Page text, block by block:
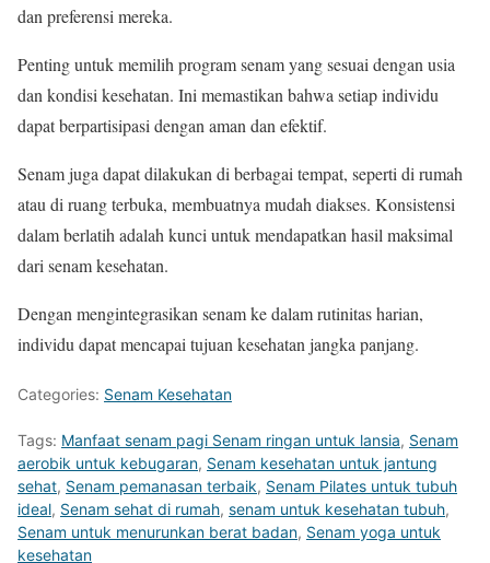
dan preferensi mereka.
Penting untuk memilih program senam yang sesuai dengan usia
dan kondisi kesehatan. Ini memastikan bahwa setiap individu
dapat berpartisipasi dengan aman dan efektif.
Senam juga dapat dilakukan di berbagai tempat, seperti di rumah
atau di ruang terbuka, membuatnya mudah diakses. Konsistensi
dalam berlatih adalah kunci untuk mendapatkan hasil maksimal
dari senam kesehatan.
Dengan mengintegrasikan senam ke dalam rutinitas harian,
individu dapat mencapai tujuan kesehatan jangka panjang.
Categories: Senam Kesehatan
Tags: Manfaat senam pagi Senam ringan untuk lansia, Senam
aerobik untuk kebugaran, Senam kesehatan untuk jantung
sehat, Senam pemanasan terbaik, Senam Pilates untuk tubuh
ideal, Senam sehat di rumah, senam untuk kesehatan tubuh,
Senam untuk menurunkan berat badan, Senam yoga untuk
kesehatan